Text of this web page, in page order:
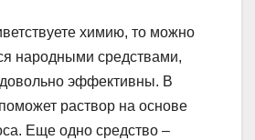
химию, то можно
народными средствами,
эффективны. В
раствор на основе
Еще одно средство –